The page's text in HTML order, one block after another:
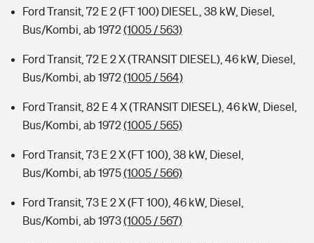
Ford Transit, 72 E 2 (FT 100) DIESEL, 38 kW, Diesel,
Bus/Kombi, ab 1972(1005 / 563)
Ford Transit, 72 E 2 X (TRANSIT DIESEL), 46 kW, Diesel,
Bus/Kombi, ab 1972(1005 / 564)
Ford Transit, 82 E 4 X (TRANSIT DIESEL), 46 kW, Diesel,
Bus/Kombi, ab 1972(1005 / 565)
Ford Transit, 73 E 2 X (FT 100), 38 kW, Diesel,
Bus/Kombi, ab 1975(1005 / 566)
Ford Transit, 73 E 2 X (FT 100), 46 kW, Diesel,
Bus/Kombi, ab 1973(1005 / 567)